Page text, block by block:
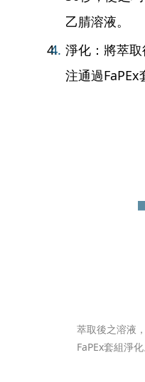
乙腈溶液。
淨化：將萃
注通過FaPEx
萃取後之溶液
FaPEx套組淨化